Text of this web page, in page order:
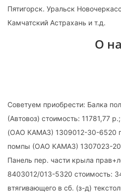
Пятигорск. Уральск
Камчатский Астрахань и т.д.
О
Советуем приобрести: Балка
(Автовоз) стоимость: 11781,77
(ОАО КАМАЗ) 1309012-30-6520
помпы (ОАО КАМАЗ) 1307023-
Панель пер. части крыла
8403012/013-5320 стоимость:
втягивающего в сб. (з-д)